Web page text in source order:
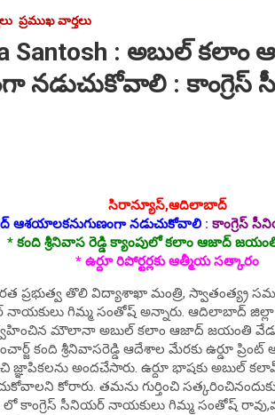
ప్రముఖ వార్తలు
Santosh : అబుల్ కలాం
న‌డుచుకోవాలి :
సిరాన్యూస్‌,ఆదిలాబాద్‌
ఆశ‌యాల‌క‌నుగుణంగా న‌డుచుకోవాలి : కాంగ్రెస్
* కంది శ్రీ‌నివాస రెడ్డి క్యాంపులో కలాం ఆజాద్
* ఉర్దూ రిపోర్ట‌ర్లకు ఆత్మీయ స‌త్కారం
ప్ర‌భుత్వ తొలి విద్యాశాఖా మంత్రి,
గిమ్మ సంతోష్ అన్నారు. ఆదిలాబాద్ జిల్లా
మౌలానా అబుల్ కలాం ఆజాద్ జ‌యంతి
కంది శ్రీనివాసరెడ్డి ఆదేశాల మేర‌కు ఉర్డూ
అంద‌చేసారు. ఉర్దూ భాష‌కు అబుల్
కోరారు. త‌మ‌ను గుర్తించి స‌త్క‌రించినందుకు
లో కాంగ్రెస్ సీనియర్ నాయకులు గిమ్మ సంతోష్